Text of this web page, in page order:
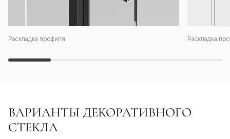
Раскладка профиля Раскладка
ВАРИАНТЫ ДЕКОРАТИВНОГО
СТЕКЛА